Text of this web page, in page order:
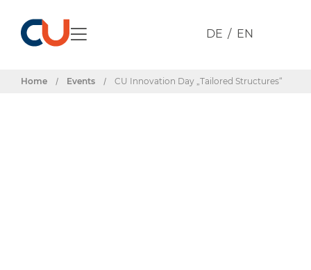
DE EN
Home / Events / CU Innovation Day „Tailored Structures“